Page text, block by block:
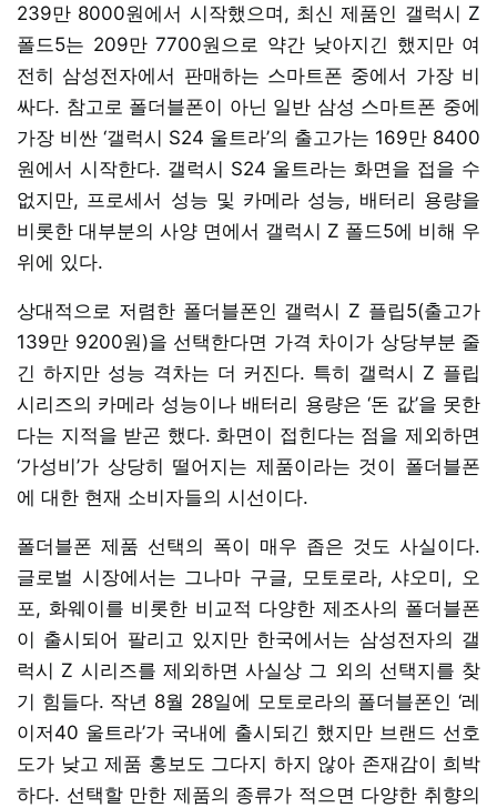
239만 8000원에서 시작했으며, 최신 제품인 갤럭시 Z
폴드5는 209만 7700원으로 약간 낮아지긴 했지만 여
전히 삼성전자에서 판매하는 스마트폰 중에서 가장 비
싸다. 참고로 폴더블폰이 아닌 일반 삼성 스마트폰 중에
가장 비싼 ‘갤럭시 S24 울트라’의 출고가는 169만 8400
원에서 시작한다. 갤럭시 S24 울트라는 화면을 접을 수
없지만, 프로세서 성능 및 카메라 성능, 배터리 용량을
비롯한 대부분의 사양 면에서 갤럭시 Z 폴드5에 비해 우
위에 있다.
상대적으로 저렴한 폴더블폰인 갤럭시 Z 플립5(출고가
139만 9200원)을 선택한다면 가격 차이가 상당부분 줄
긴 하지만 성능 격차는 더 커진다. 특히 갤럭시 Z 플립
시리즈의 카메라 성능이나 배터리 용량은 ‘돈 값’을 못한
다는 지적을 받곤 했다. 화면이 접힌다는 점을 제외하면
‘가성비’가 상당히 떨어지는 제품이라는 것이 폴더블폰
에 대한 현재 소비자들의 시선이다.
폴더블폰 제품 선택의 폭이 매우 좁은 것도 사실이다.
글로벌 시장에서는 그나마 구글, 모토로라, 샤오미, 오
포, 화웨이를 비롯한 비교적 다양한 제조사의 폴더블폰
이 출시되어 팔리고 있지만 한국에서는 삼성전자의 갤
럭시 Z 시리즈를 제외하면 사실상 그 외의 선택지를 찾
기 힘들다. 작년 8월 28일에 모토로라의 폴더블폰인 ‘레
이저40 울트라’가 국내에 출시되긴 했지만 브랜드 선호
도가 낮고 제품 홍보도 그다지 하지 않아 존재감이 희박
하다. 선택할 만한 제품의 종류가 적으면 다양한 취향의